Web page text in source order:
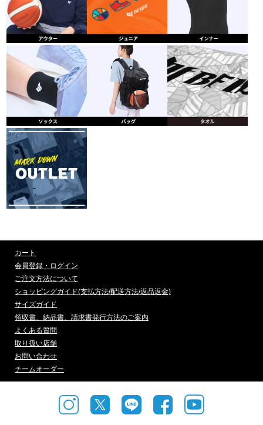
カート
会員登録・ログイン
ご注文方法について
ショッピングガイド(支払方法/配送方法/返品返金)
サイズガイド
領収書、納品書、請求書発行方法のご案内
よくある質問
取り扱い店舗
お問い合わせ
チームオーダー